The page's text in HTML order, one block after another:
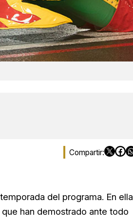
del programa. En ella
han demostrado ante todo